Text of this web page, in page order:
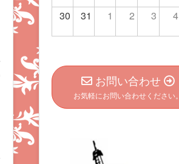
30 31 1 2 3 4
お問い合わせ
お気軽にお問い合わせください。